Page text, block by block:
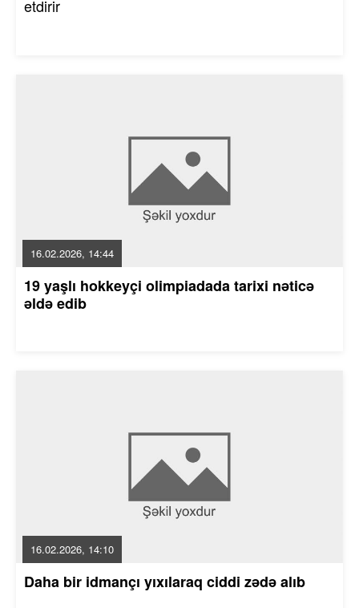
etdirir
16.02.2026, 14:44
19 yaşlı hokkeyçi olimpiadada tarixi nəticə
əldə edib
16.02.2026, 14:10
Daha bir idmançı yıxılaraq ciddi zədə alıb